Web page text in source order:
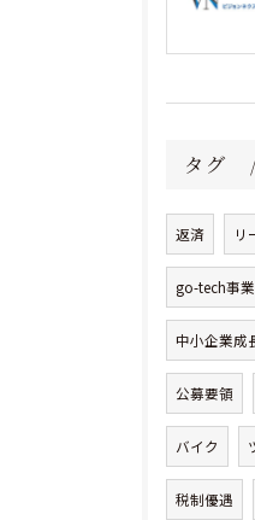
タグ
返済 リ
go-tech事業
中小企業成
公募要領
バイク
税制優遇